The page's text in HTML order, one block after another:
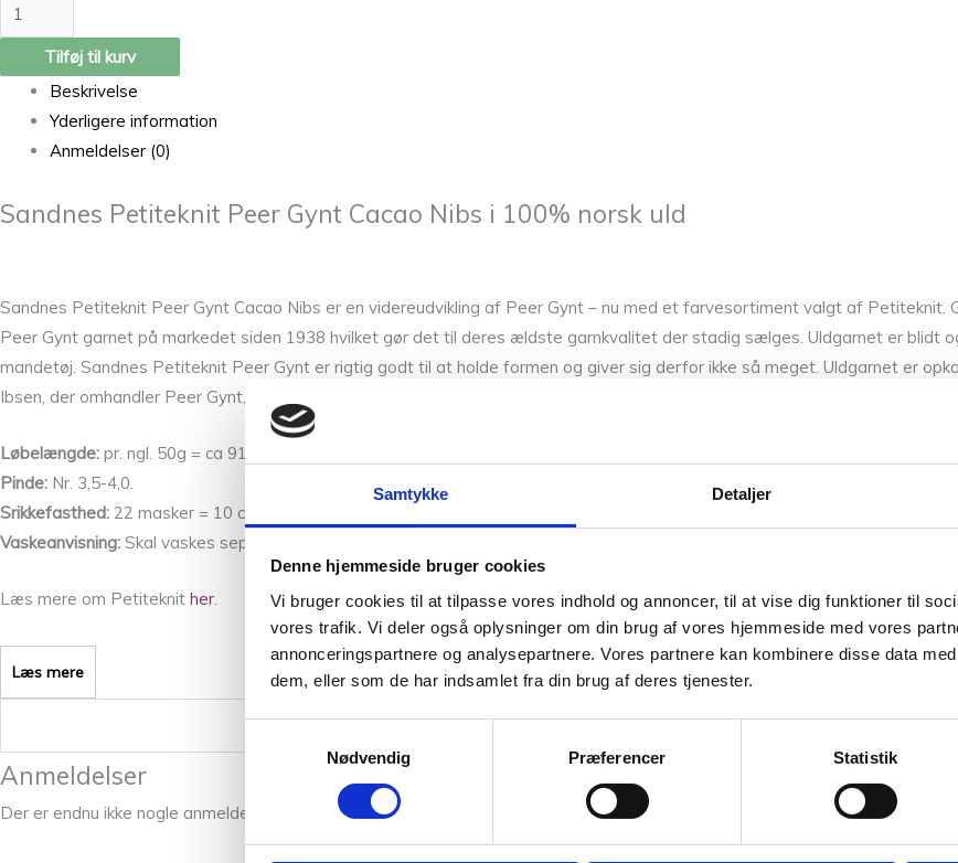
Samtykke Detaljer
Denne hjemmeside bruger cookies
Vi bruger cookies til at tilpasse vores indhold og annoncer, til at vise dig funktioner til
vores trafik. Vi deler også oplysninger om din brug af vores hjemmeside med vores
annonceringspartnere og analysepartnere. Vores partnere kan kombinere disse data
dem, eller som de har indsamlet fra din brug af deres tjenester.
Nødvendig
Præferencer Statistik
Tilføj til kurv
Beskrivelse
Yderligere information
Anmeldelser (0)
Sandnes Petiteknit Peer Gynt Cacao Nibs i 100% norsk uld
Sandnes Petiteknit Peer Gynt Cacao Nibs er en videreudvikling af Peer Gynt – nu med et farvesortiment valgt af Petiteknit.
Peer Gynt garnet på markedet siden 1938 hvilket gør det til deres ældste garnkvalitet der stadig sælges. Uldgarnet er blidt
mandetøj. Sandnes Petiteknit Peer Gynt er rigtig godt til at holde formen og giver sig derfor ikke så meget. Uldgarnet er
Ibsen, der omhandler Peer Gynt, rensdyrjægeren fra Guldbrandsdalen.
Løbelængde: pr. ngl. 50g = ca 91 meter.
Pinde: Nr. 3,5-4,0.
Srikkefasthed: 22 masker = 10 cm.
Vaskeanvisning: Skal vaskes separat på 30 grader.
Læs mere om Petiteknit her.
Læs mere
Vægt 0,05 kg
Anmeldelser
Der er endnu ikke nogle anmeldelser.
Vær den første til at anmelde
Din e-mailadresse vil ikke blive publiceret. Krævede